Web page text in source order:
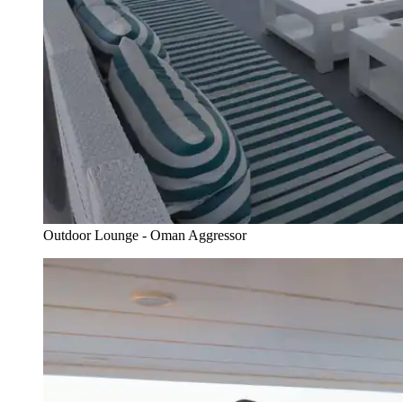
Outdoor Lounge - Oman Aggressor